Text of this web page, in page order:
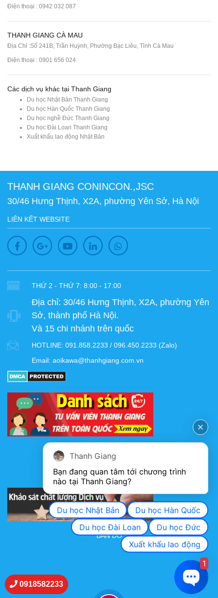
Điện thoại : 0942 032 087
THANH GIANG CÀ MAU
Địa Chỉ :Số 241B, Trần Huỳnh, Phường Bạc Liêu, Tỉnh Cà Mau
Điện thoại : 0901 656 024
Các dịch vụ khác tại Thanh Giang
Du học Nhật Bản Thanh Giang
Du học Hàn Quốc Thanh Giang
Du học nghề Đức Thanh Giang
Du học Đài Loan Thanh Giang
Xuất khẩu lao động Nhật Bản
THANH GIANG CONINCON.,JSC
30/46 Hưng Thịnh, X2A, phường Yên Sở, Hà Nội
LIÊN KẾT WEBSITE
THỨ 2 - THỨ 7: 8:00 - 17:00
Địa chỉ: 30/46 Hưng Thịnh, X2A, phường Yên
Sở, thành phố Hà Nội.
Và 15 chi nhánh trên quốc
HOTLINE: 091.858.2233 / 096.450.2233 (Zalo)
Email: aoikawa@thanhgiang.com.vn
KHẢO SÁT CHẤT LƯỢNG DỊCH VỤ
BẢN ĐỒ
0918582233
Thanh Giang
Bạn đang quan tâm tới chương trình
nào tại Thanh Giang?
Du học Nhật Bản
Du học Hàn Quốc
Du học Đài Loan
Du học Đức
Xuất khẩu lao động
1